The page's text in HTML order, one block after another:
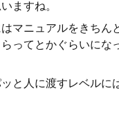
ますね。
マニュアルをきちん
ってとかぐらいにな
と人に渡すレベルに